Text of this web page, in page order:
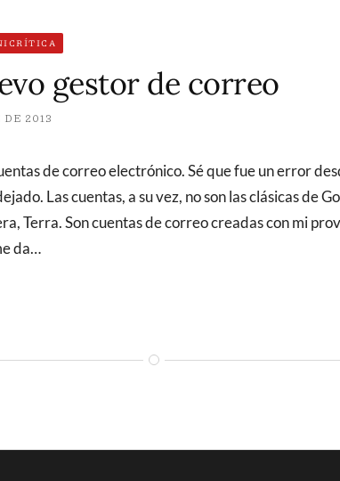
gestor de correo
DE 2013
Las cuentas, a su vez, no son las clásicas de
Terra. Son cuentas de correo creadas con mi
da…